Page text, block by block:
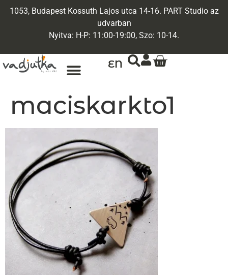
1053, Budapest Kossuth Lajos utca 14-16. PART Studio az
udvarban
Nyitva: H-P: 11:00-19:00, Szo: 10-14.
EN
maciskarkto1